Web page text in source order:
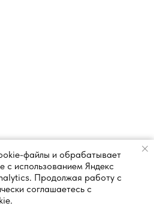
файлы и обрабатывает
с использованием Яндекс
Продолжая работу с
соглашаетесь с